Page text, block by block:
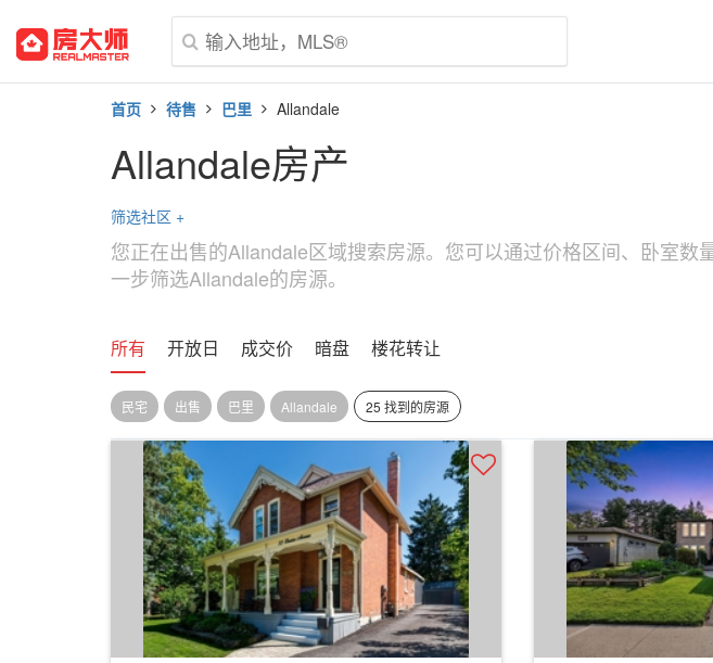
首页 待售 巴里 Allandale
Allandale房产
筛选社区 +
您正在出售的Allandale区域搜索房源。您可以通过价格区间、卧室
一步筛选Allandale的房源。
所有 开放日 成交价 暗盘 楼花转让
民宅 出售 巴里 Allandale 25 找到的房源